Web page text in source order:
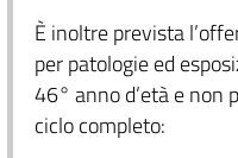
È inoltre prevista
per patologie ed
46° anno d’età e non
ciclo completo: